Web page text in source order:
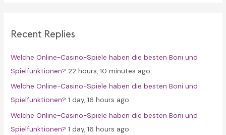
h
o
r
:
Recent Replies
Welche Online-Casino-Spiele haben die besten Boni und
Spielfunktionen? 22 hours, 10 minutes ago
Welche Online-Casino-Spiele haben die besten Boni und
Spielfunktionen? 1 day, 16 hours ago
Welche Online-Casino-Spiele haben die besten Boni und
Spielfunktionen? 1 day, 16 hours ago